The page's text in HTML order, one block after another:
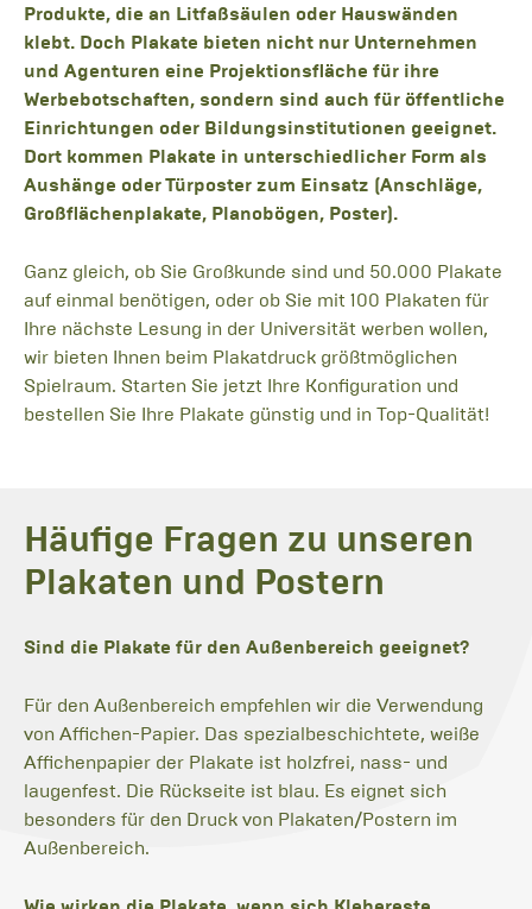
Produkte, die an Litfaßsäulen oder Hauswänden
klebt. Doch Plakate bieten nicht nur Unternehmen
und Agenturen eine Projektionsfläche für ihre
Werbebotschaften, sondern sind auch für öffentliche
Einrichtungen oder Bildungsinstitutionen geeignet.
Dort kommen Plakate in unterschiedlicher Form als
Aushänge oder Türposter zum Einsatz (Anschläge,
Großflächenplakate, Planobögen, Poster).
Ganz gleich, ob Sie Großkunde sind und 50.000 Plakate
auf einmal benötigen, oder ob Sie mit 100 Plakaten für
Ihre nächste Lesung in der Universität werben wollen,
wir bieten Ihnen beim Plakatdruck größtmöglichen
Spielraum. Starten Sie jetzt Ihre Konfiguration und
bestellen Sie Ihre Plakate günstig und in Top-Qualität!
Häufige Fragen zu unseren
Plakaten und Postern
Sind die Plakate für den Außenbereich geeignet?
Für den Außenbereich empfehlen wir die Verwendung
von Affichen-Papier. Das spezialbeschichtete, weiße
Affichenpapier der Plakate ist holzfrei, nass- und
laugenfest. Die Rückseite ist blau. Es eignet sich
besonders für den Druck von Plakaten/Postern im
Außenbereich.